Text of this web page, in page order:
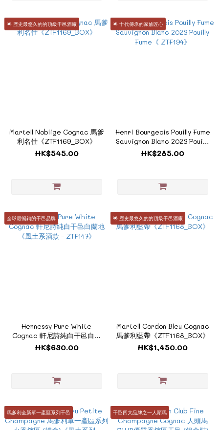
🌟 歷史最悠久的的頂級干邑酒廠
Martell Noblige Cognac 馬爹
利名仕《ZTF1169_BOX》
HK$545.00
🌟 十代傳承的家族匠心
Henri Bourgeois Pouilly Fume
Sauvignon Blanc 2023 Pouilly
Fume《 ZTF194》
HK$285.00
全球最暢銷的干邑品牌
Hennessy Pure White
Cognac 軒尼詩純白干邑白蘭
地《風土系酒款 - ZTF147》
HK$630.00
🌟 歷史最悠久的的頂級干邑酒廠
Martell Cordon Bleu Cognac
馬爹利藍帶《ZTF1168_BOX》
HK$1,450.00
馬爹利全新單一產區系列干邑 干邑四大品牌之一人頭馬